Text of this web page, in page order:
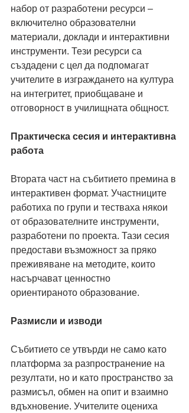
набор от разработени ресурси –
включително образователни
материали, доклади и интерактивни
инструменти. Тези ресурси са
създадени с цел да подпомагат
учителите в изграждането на култура
на интегритет, приобщаване и
отговорност в училищната общност.
Практическа сесия и интерактивна
работа
Втората част на събитието премина в
интерактивен формат. Участниците
работиха по групи и тестваха някои
от образователните инструменти,
разработени по проекта. Тази сесия
предостави възможност за пряко
преживяване на методите, които
насърчават ценностно
ориентираното образование.
Размисли и изводи
Събитието се утвърди не само като
платформа за разпространение на
резултати, но и като пространство за
размисъл, обмен на опит и взаимно
вдъхновение. Учителите оцениха